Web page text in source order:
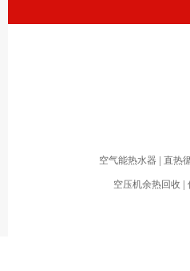
空气能热水器 | 直热
空压机余热回收 |